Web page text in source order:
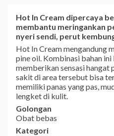
Hot In Cream dipercaya
membantu meringankan
nyeri sendi, perut
Hot In Cream mengandung
pine oil. Kombinasi bahan
memberikan sensasi hangat
sakit di area tersebut bisa
memiliki panas yang pas,
lengket di kulit.
Golongan
Obat bebas
Kategori